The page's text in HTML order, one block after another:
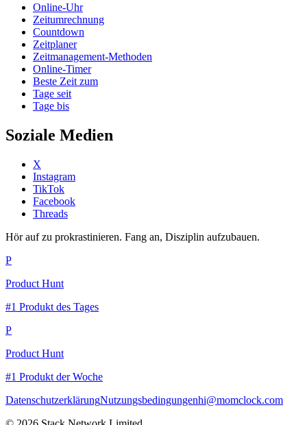
Online-Uhr
Zeitumrechnung
Countdown
Zeitplaner
Zeitmanagement-Methoden
Online-Timer
Beste Zeit zum
Tage seit
Tage bis
Soziale Medien
X
Instagram
TikTok
Facebook
Threads
Hör auf zu prokrastinieren. Fang an, Disziplin aufzubauen.
P
Product Hunt
#1 Produkt des Tages
P
Product Hunt
#1 Produkt der Woche
DatenschutzerklärungNutzungsbedingungenhi@momclock.com